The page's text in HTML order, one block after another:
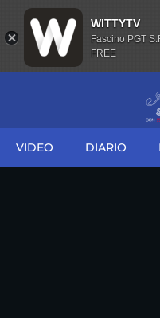
VIDEO DIARIO
WITTYTV
Fascino PGT
FREE